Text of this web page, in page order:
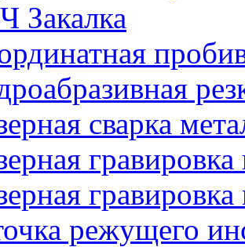
Закалка
сварка
гравировка
режущего